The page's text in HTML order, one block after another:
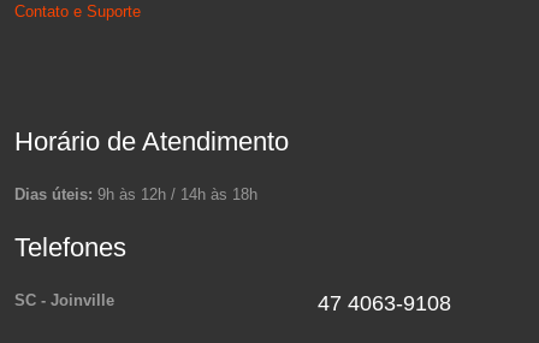
Contato e Suporte
Horário de Atendimento
Dias úteis:9h às 12h / 14h às 18h
Telefones
SC - Joinville 47 4063-9108